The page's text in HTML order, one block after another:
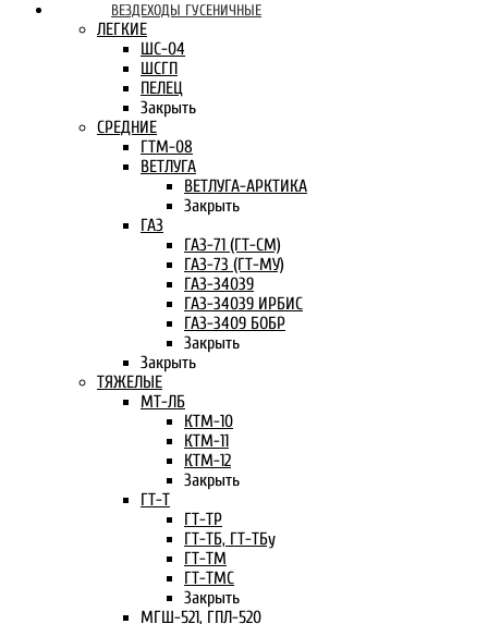
ВЕЗДЕХОДЫ ГУСЕНИЧНЫЕ
ЛЕГКИЕ
ШС-04
ШСГП
ПЕЛЕЦ
Закрыть
СРЕДНИЕ
ГТМ-08
ВЕТЛУГА
ВЕТЛУГА-АРКТИКА
Закрыть
ГАЗ
ГАЗ-71 (ГТ-СМ)
ГАЗ-73 (ГТ-МУ)
ГАЗ-34039
ГАЗ-34039 ИРБИС
ГАЗ-3409 БОБР
Закрыть
Закрыть
ТЯЖЕЛЫЕ
МТ-ЛБ
КТМ-10
КТМ-11
КТМ-12
Закрыть
ГТ-Т
ГТ-ТР
ГТ-ТБ, ГТ-ТБу
ГТ-ТМ
ГТ-ТМС
Закрыть
МГШ-521, ГПЛ-520